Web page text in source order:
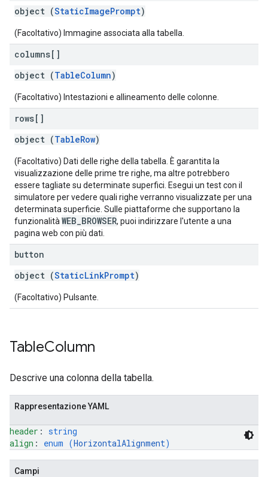
object (StaticImagePrompt)
(Facoltativo) Immagine associata alla tabella.
columns[]
object (TableColumn)
(Facoltativo) Intestazioni e allineamento delle colonne.
rows[]
object (TableRow)
(Facoltativo) Dati delle righe della tabella. È garantita la
visualizzazione delle prime tre righe, ma altre potrebbero
essere tagliate su determinate superfici. Esegui un test con il
simulatore per vedere quali righe verranno visualizzate per una
determinata superficie. Sulle piattaforme che supportano la
funzionalità WEB_BROWSER, puoi indirizzare l'utente a una
pagina web con più dati.
button
object (StaticLinkPrompt)
(Facoltativo) Pulsante.
TableColumn
Descrive una colonna della tabella.
Rappresentazione YAML
header : string
align : enum (HorizontalAlignment)
Campi